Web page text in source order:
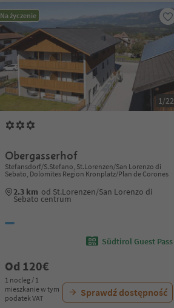
Na życzenie
1/22
Obergasserhof
Stefansdorf/S.Stefano, St.Lorenzen/San Lorenzo di
Sebato, Dolomites Region Kronplatz/Plan de Corones
2.3 km od St.Lorenzen/San Lorenzo di
Sebato centrum
Südtirol Guest Pass
Od 120€
1 nocleg / 1
mieszkanie w tym
podatek VAT
Sprawdź dostępność